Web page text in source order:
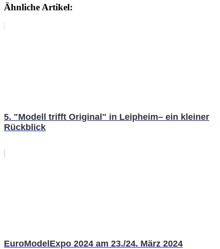
Ähnliche Artikel:
5. "Modell trifft Original" in Leipheim– ein kleiner
Rückblick
EuroModelExpo 2024 am 23./24. März 2024